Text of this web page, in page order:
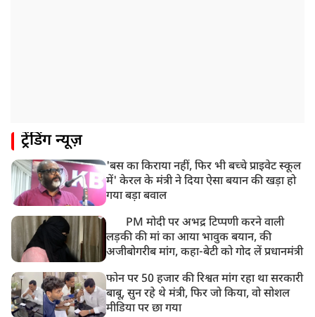
ट्रेंडिंग न्यूज़
'बस का किराया नहीं, फिर भी बच्चे प्राइवेट स्कूल
में' केरल के मंत्री ने दिया ऐसा बयान की खड़ा हो
गया बड़ा बवाल
PM मोदी पर अभद्र टिप्पणी करने वाली
लड़की की मां का आया भावुक बयान, की
अजीबोगरीब मांग, कहा-बेटी को गोद लें प्रधानमंत्री
फोन पर 50 हजार की रिश्वत मांग रहा था सरकारी
बाबू, सुन रहे थे मंत्री, फिर जो किया, वो सोशल
मीडिया पर छा गया